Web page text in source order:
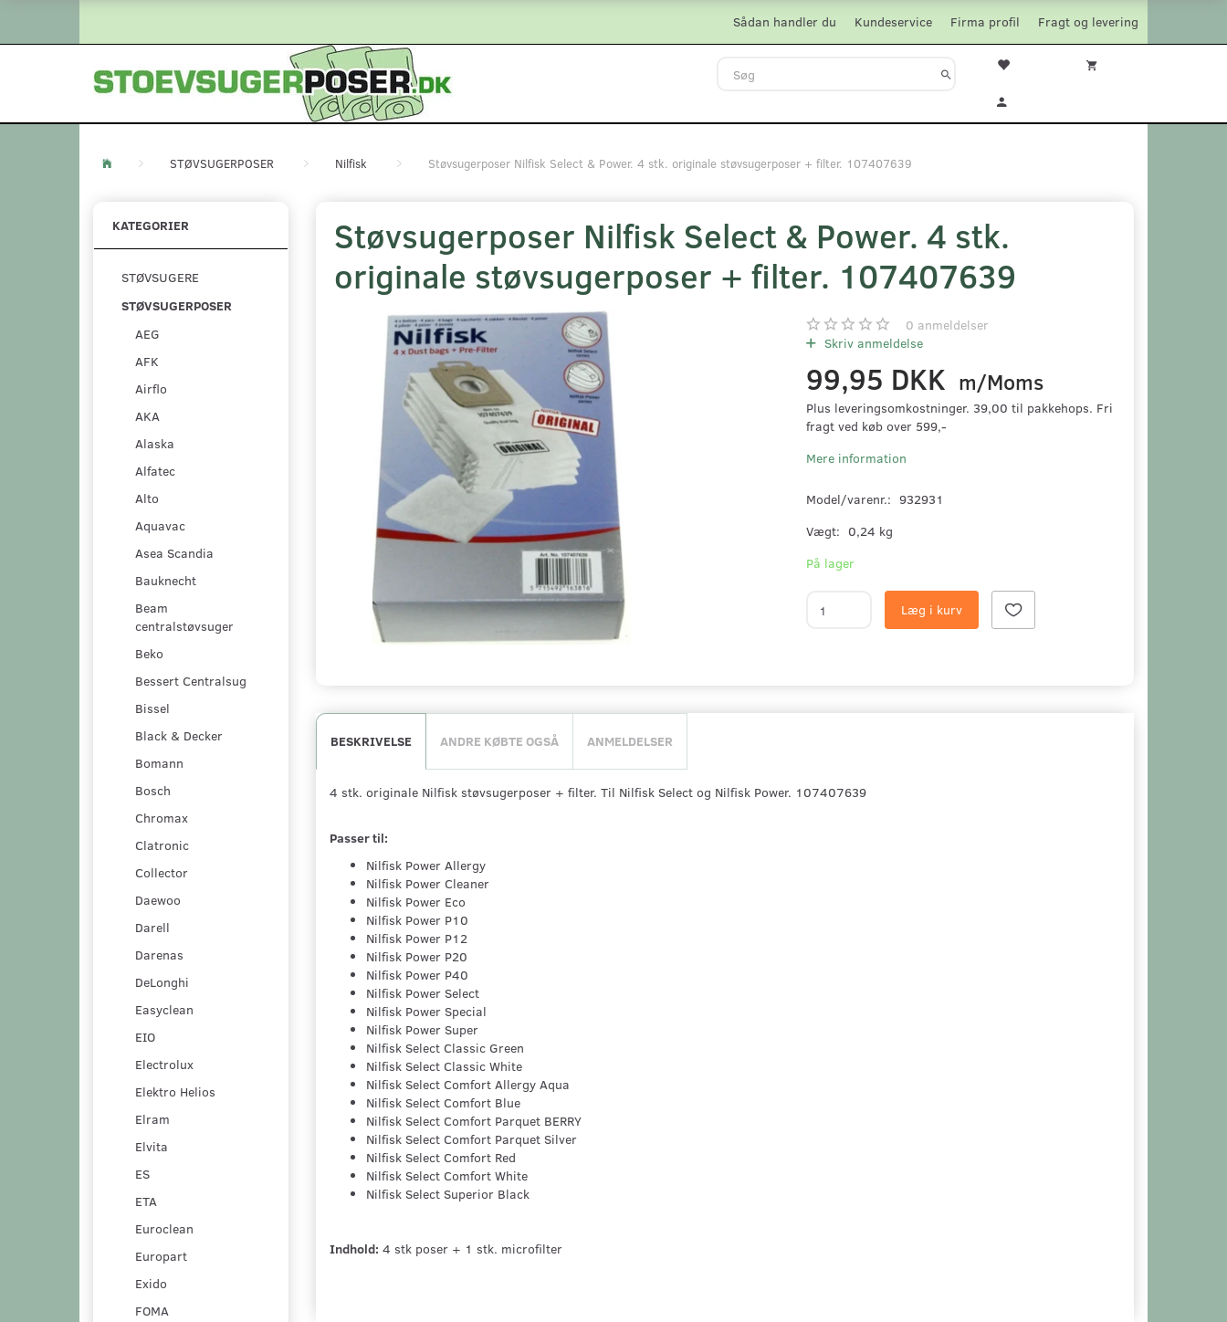
Fragt og levering
Firma profil
Kundeservice
Sådan handler du
STØVSUGERPOSER Nilfisk Støvsugerposer Nilfisk Select & Power. 4 stk. originale støvsugerposer + filter. 107407639
KATEGORIER
STØVSUGERE
STØVSUGERPOSER
AEG
AFK
Airflo
AKA
Alaska
Alfatec
Alto
Aquavac
Asea Scandia
Bauknecht
Beam
centralstøvsuger
Beko
Bessert Centralsug
Bissel
Black & Decker
Bomann
Bosch
Chromax
Clatronic
Collector
Daewoo
Darell
Darenas
DeLonghi
Easyclean
EIO
Electrolux
Elektro Helios
Elram
Elvita
ES
ETA
Euroclean
Europart
Exido
FOMA
Støvsugerposer Nilfisk Select & Power. 4 stk.
originale støvsugerposer + filter. 107407639
0 anmeldelser
Skriv anmeldelse
99,95 DKK m/Moms
Plus leveringsomkostninger. 39,00 til pakkehops. Fri
fragt ved køb over 599,-
Mere information
Model/varenr.: 932931
Vægt: 0,24 kg
På lager
Læg i kurv
BESKRIVELSE ANDRE KØBTE OGSÅ ANMELDELSER
4 stk. originale Nilfisk støvsugerposer + filter. Til Nilfisk Select og Nilfisk Power. 107407639
Passer til:
Nilfisk Power Allergy
Nilfisk Power Cleaner
Nilfisk Power Eco
Nilfisk Power P10
Nilfisk Power P12
Nilfisk Power P20
Nilfisk Power P40
Nilfisk Power Select
Nilfisk Power Special
Nilfisk Power Super
Nilfisk Select Classic Green
Nilfisk Select Classic White
Nilfisk Select Comfort Allergy Aqua
Nilfisk Select Comfort Blue
Nilfisk Select Comfort Parquet BERRY
Nilfisk Select Comfort Parquet Silver
Nilfisk Select Comfort Red
Nilfisk Select Comfort White
Nilfisk Select Superior Black
Indhold: 4 stk poser + 1 stk. microfilter